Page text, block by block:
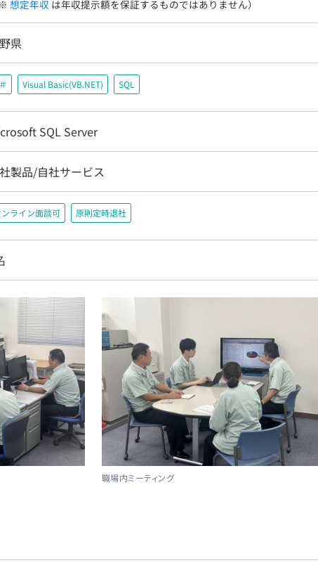
想定年収 は年収提示額を保証するものではありません）
県
Visual Basic(VB.NET) SQL
SQL Server
製品/自社サービス
ンライン面談可 原則定時退社
職場内ミーティング